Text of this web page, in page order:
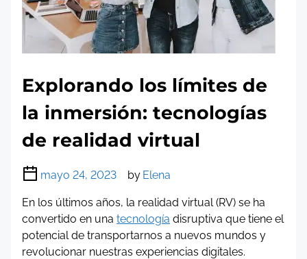
Explorando los límites de
la inmersión: tecnologías
de realidad virtual
mayo 24, 2023 by Elena
En los últimos años, la realidad virtual (RV) se ha
convertido en una tecnología disruptiva que tiene el
potencial de transportarnos a nuevos mundos y
revolucionar nuestras experiencias digitales.